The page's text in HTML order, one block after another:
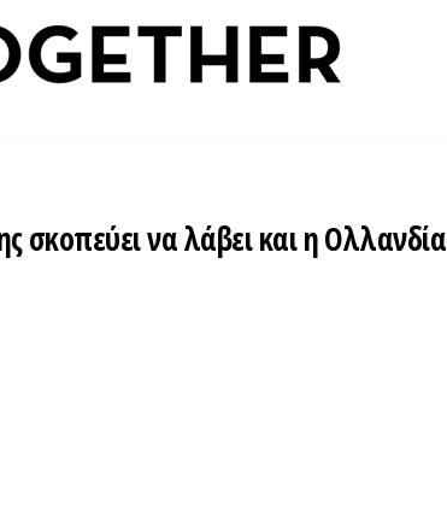
σκοπεύει να λάβει και η Ολλανδία